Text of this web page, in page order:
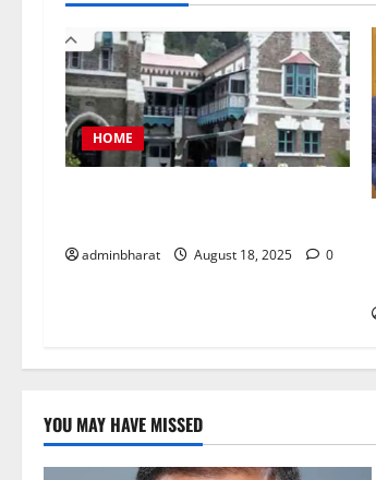
HOME
adminbharat August 18, 2025 0
YOU MAY HAVE MISSED